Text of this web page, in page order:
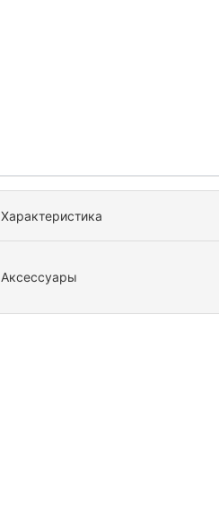
Характеристика
Аксессуары